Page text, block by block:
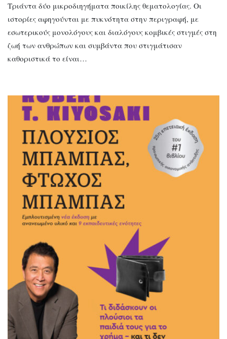
Τριάντα δύο μικροδιηγήματα ποικίλης θεματολογίας. Οι
ιστορίες αφηγούνται με πυκνότητα στην περιγραφή, με
εσωτερικούς μονολόγους και διαλόγους κομβικές στιγμές στη
ζωή των ανθρώπων και συμβάντα που στιγμάτισαν
καθοριστικά το είναι…